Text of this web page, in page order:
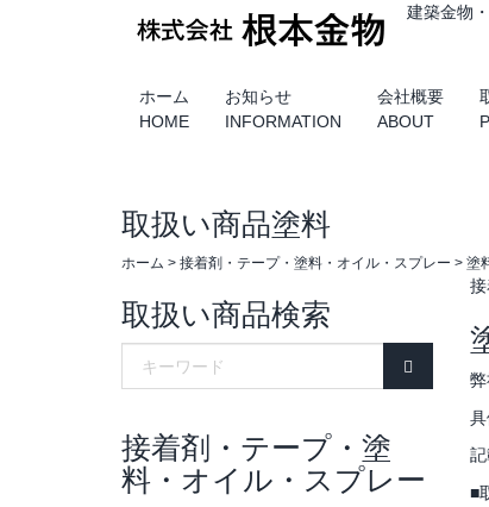
建築金物
ホーム
HOME
お知らせ
INFORMATION
会社概要
ABOUT
取扱い商品塗料
ホーム > 接着剤・テープ・塗料・オイル・スプレー > 塗
■
取扱い商品検索
接着剤・テープ・塗
料・オイル・スプレー